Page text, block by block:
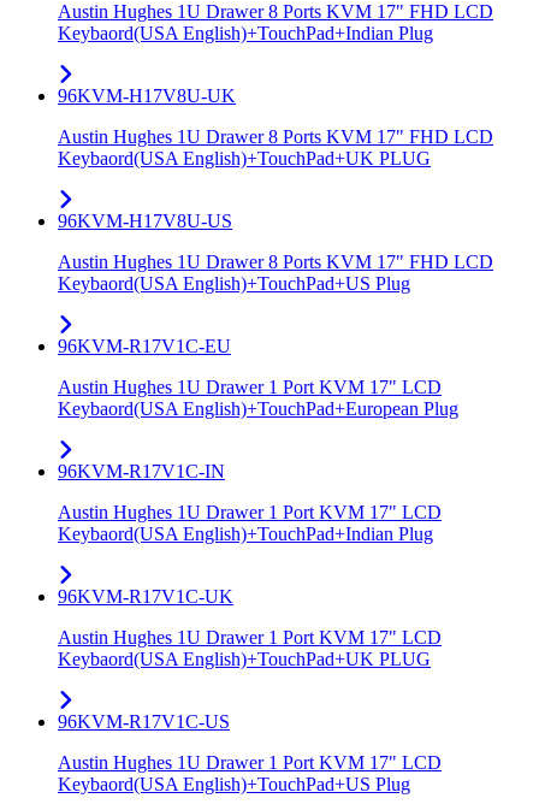
Austin Hughes 1U Drawer 8 Ports KVM 17" FHD LCD
Keybaord(USA English)+TouchPad+Indian Plug
96KVM-H17V8U-UK
Austin Hughes 1U Drawer 8 Ports KVM 17" FHD LCD
Keybaord(USA English)+TouchPad+UK PLUG
96KVM-H17V8U-US
Austin Hughes 1U Drawer 8 Ports KVM 17" FHD LCD
Keybaord(USA English)+TouchPad+US Plug
96KVM-R17V1C-EU
Austin Hughes 1U Drawer 1 Port KVM 17" LCD
Keybaord(USA English)+TouchPad+European Plug
96KVM-R17V1C-IN
Austin Hughes 1U Drawer 1 Port KVM 17" LCD
Keybaord(USA English)+TouchPad+Indian Plug
96KVM-R17V1C-UK
Austin Hughes 1U Drawer 1 Port KVM 17" LCD
Keybaord(USA English)+TouchPad+UK PLUG
96KVM-R17V1C-US
Austin Hughes 1U Drawer 1 Port KVM 17" LCD
Keybaord(USA English)+TouchPad+US Plug